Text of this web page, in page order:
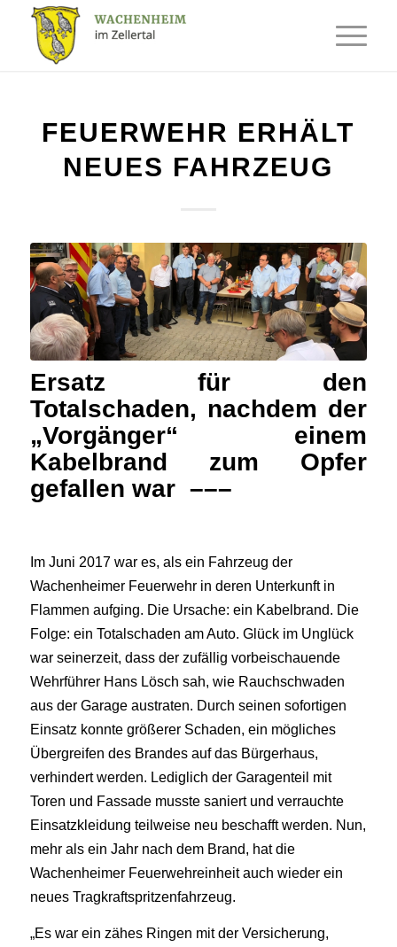
FEUERWEHR ERHÄLT
NEUES FAHRZEUG
Ersatz für den
Totalschaden, nachdem der
„Vorgänger“ einem
Kabelbrand zum Opfer
gefallen war –––
Im Juni 2017 war es, als ein Fahrzeug der
Wachenheimer Feuerwehr in deren Unterkunft in
Flammen aufging. Die Ursache: ein Kabelbrand. Die
Folge: ein Totalschaden am Auto. Glück im Unglück
war seinerzeit, dass der zufällig vorbeischauende
Wehrführer Hans Lösch sah, wie Rauchschwaden
aus der Garage austraten. Durch seinen sofortigen
Einsatz konnte größerer Schaden, ein mögliches
Übergreifen des Brandes auf das Bürgerhaus,
verhindert werden. Lediglich der Garagenteil mit
Toren und Fassade musste saniert und verrauchte
Einsatzkleidung teilweise neu beschafft werden. Nun,
mehr als ein Jahr nach dem Brand, hat die
Wachenheimer Feuerwehreinheit auch wieder ein
neues Tragkraftspritzenfahrzeug.
„Es war ein zähes Ringen mit der Versicherung,